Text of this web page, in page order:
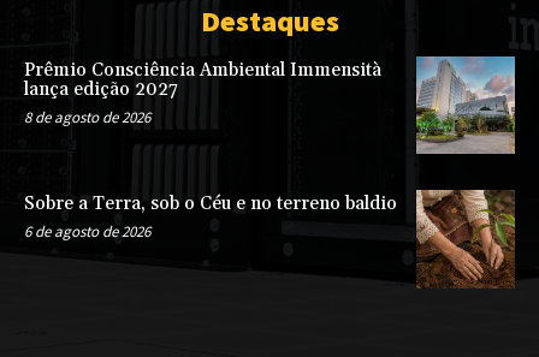
Destaques
Prêmio Consciência Ambiental Immensità
lança edição 2027
8 de agosto de 2026
Sobre a Terra, sob o Céu e no terreno baldio
6 de agosto de 2026